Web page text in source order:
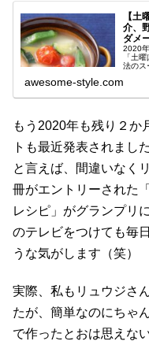
【土
介、
ダメ
2020
「土
法のス
awesome-style.com
もう2020年も残り２か
トも最近発表されまし
と言えば、間違いなく
冊がエントリーされた
レシピ」がグランプリ
のテレビをつけても毎
うな気がします（笑）
実際、私もリュウジさ
たが、簡単なのにちゃ
で作ったとおは思えな